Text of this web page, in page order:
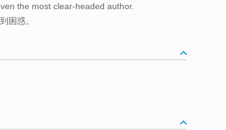
the most clear-headed author.
困惑。